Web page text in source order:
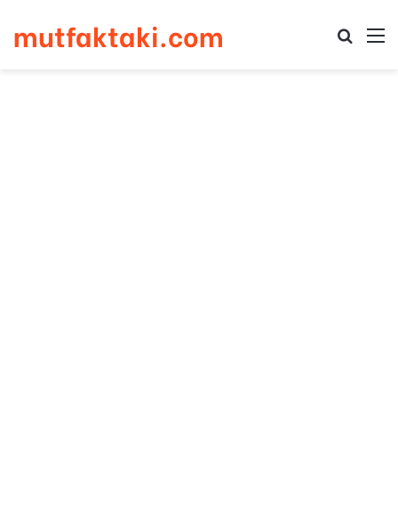
mutfaktaki.com